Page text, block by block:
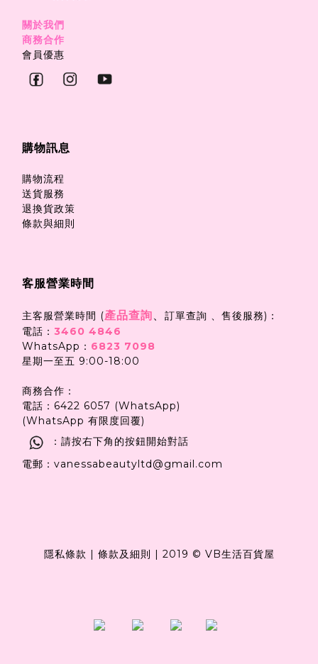
關於我們
商務合作
會員優惠
購物訊息
購物流程
送貨服務
退換貨政策
條款與細則
客服營業時間
主客服營業時間 (產品查詢
訂單查詢 、售後服務)：
電話： 3460 4846
WhatsApp： 6823 7098
星期一至五 9:00-18:00
商務合作：
電話：6422 6057 (WhatsApp)
(WhatsApp 有限度回覆)
：請按右下角的按鈕開始對話
電郵：vanessabeautyltd@gmail.com
隱私條款 | 條款及細則 | 2019 © VB生活百貨屋